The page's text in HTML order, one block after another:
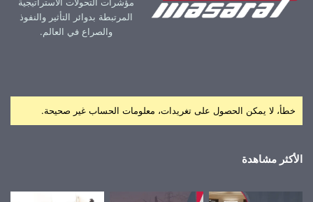
المرتبطة بدوائر التأثير والنفوذ
والصراع في العالم.
خطأ، لا يمكن الحصول على تغريدات، معلومات الحساب غير صحيحة.
الأكثر مشاهدة